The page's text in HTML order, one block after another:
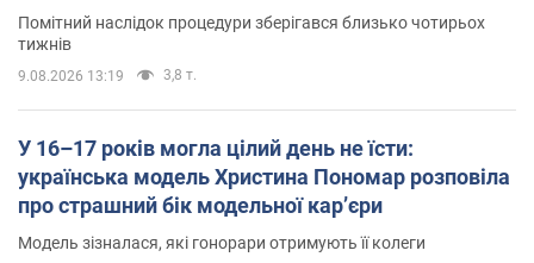
Помітний наслідок процедури зберігався близько чотирьох
тижнів
9.08.2026 13:19 3,8 т.
У 16–17 років могла цілий день не їсти:
українська модель Христина Пономар розповіла
про страшний бік модельної кар’єри
Модель зізналася, які гонорари отримують її колеги